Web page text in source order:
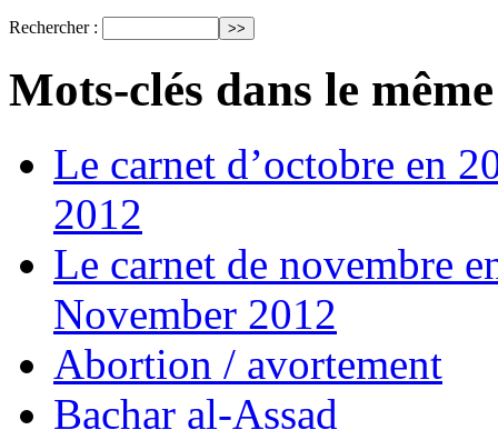
Rechercher :
Mots-clés dans le
Le carnet d’octobre en
2012
Le carnet de novembre
November 2012
Abortion / avortement
Bachar al-Assad